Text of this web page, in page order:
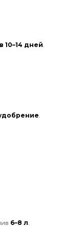
10–14 дней.
.
6–8 л.